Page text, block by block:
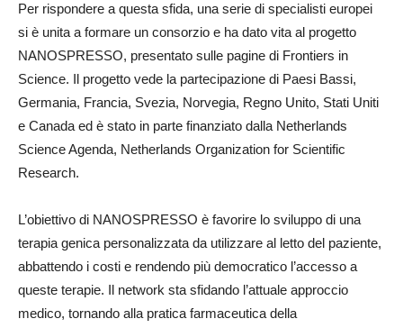
Per rispondere a questa sfida, una serie di specialisti europei
si è unita a formare un consorzio e ha dato vita al progetto
NANOSPRESSO, presentato sulle pagine di Frontiers in
Science. Il progetto vede la partecipazione di Paesi Bassi,
Germania, Francia, Svezia, Norvegia, Regno Unito, Stati Uniti
e Canada ed è stato in parte finanziato dalla Netherlands
Science Agenda, Netherlands Organization for Scientific
Research.
L’obiettivo di NANOSPRESSO è favorire lo sviluppo di una
terapia genica personalizzata da utilizzare al letto del paziente,
abbattendo i costi e rendendo più democratico l’accesso a
queste terapie. Il network sta sfidando l’attuale approccio
medico, tornando alla pratica farmaceutica della